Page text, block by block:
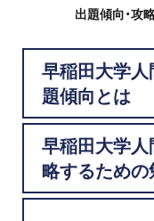
費用について
お申込みの流れ
よくある質問
出題傾向・攻
早稲田大学
題傾向とは
早稲田大学
略するための